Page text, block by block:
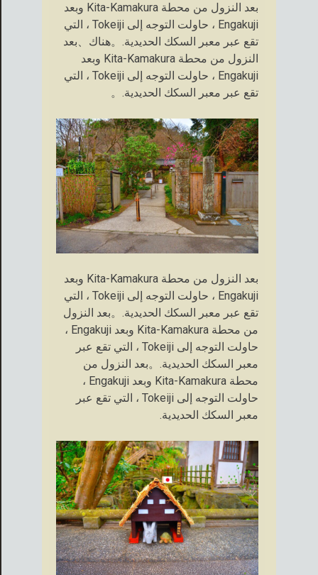
بعد النزول من محطة Kita-Kamakura وبعد
Engakuji ، حاولت التوجه إلى Tokeiji ، التي
تقع عبر معبر السكك الحديدية.。هناك、بعد
النزول من محطة Kita-Kamakura وبعد
Engakuji ، حاولت التوجه إلى Tokeiji ، التي
تقع عبر معبر السكك الحديدية.。
بعد النزول من محطة Kita-Kamakura وبعد
Engakuji ، حاولت التوجه إلى Tokeiji ، التي
تقع عبر معبر السكك الحديدية.。بعد النزول
من محطة Kita-Kamakura وبعد Engakuji ،
حاولت التوجه إلى Tokeiji ، التي تقع عبر
معبر السكك الحديدية.。بعد النزول من
محطة Kita-Kamakura وبعد Engakuji ،
حاولت التوجه إلى Tokeiji ، التي تقع عبر
معبر السكك الحديدية.